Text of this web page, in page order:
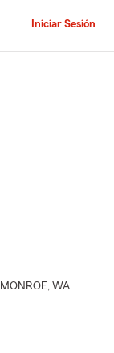
Iniciar Sesión
MONROE, WA